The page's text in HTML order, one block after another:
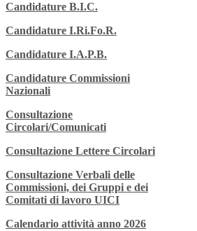
Candidature B.I.C.
Candidature I.Ri.Fo.R.
Candidature I.A.P.B.
Candidature Commissioni
Nazionali
Consultazione
Circolari/Comunicati
Consultazione Lettere Circolari
Consultazione Verbali delle
Commissioni, dei Gruppi e dei
Comitati di lavoro UICI
Calendario attività anno 2026